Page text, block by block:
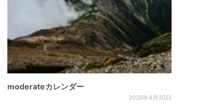
moderateカレンダー
2026年4月20日